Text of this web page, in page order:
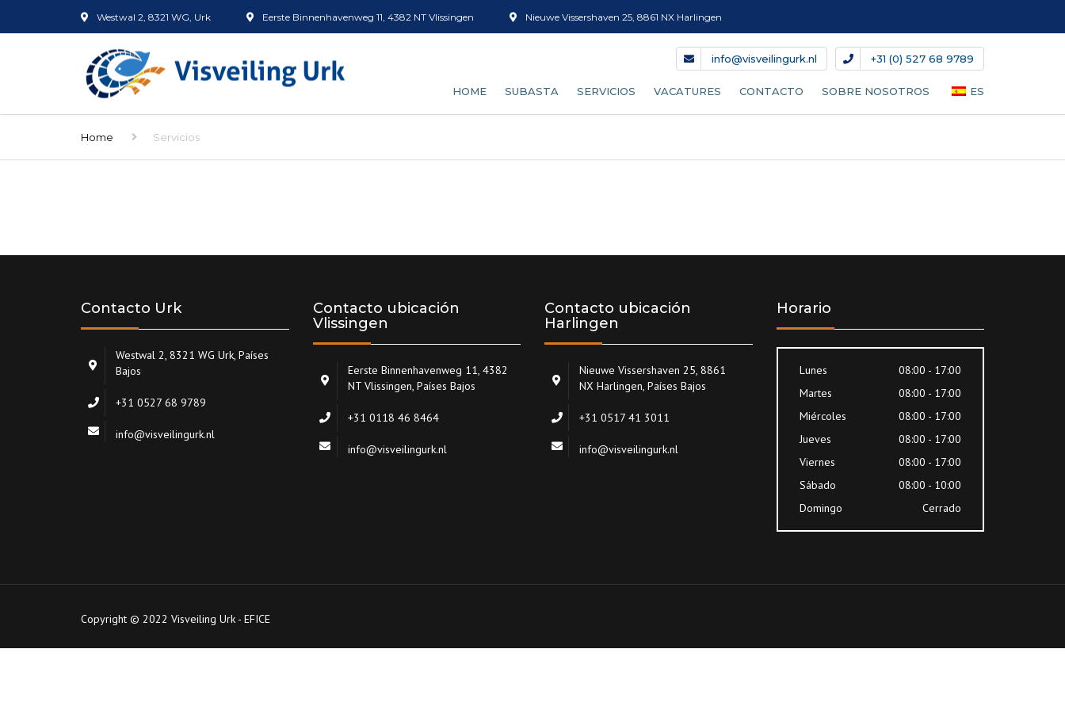
Westwal 2, 8321 WG, Urk Eerste Binnenhavenweg 11, 4382 NT Vlissingen Nieuwe Vissershaven 25, 8861 NX Harlingen
info@visveilingurk.nl +31 (0) 527 68 9789
HOME SUBASTA
TARIFAS
SERVICIOS
TAMIZADO DE GAMBAS
VACATURES CONTACTO SOBRE NOSOTROS ES
Home Servicios
Contacto Urk
Westwal 2, 8321 WG Urk, Países
Bajos
+31 0527 68 9789
info@visveilingurk.nl
Contacto ubicación
Vlissingen
Eerste Binnenhavenweg 11, 4382
NT Vlissingen, Países Bajos
+31 0118 46 8464
info@visveilingurk.nl
Contacto ubicación
Harlingen
Nieuwe Vissershaven 25, 8861
NX Harlingen, Países Bajos
+31 0517 41 3011
info@visveilingurk.nl
Horario
Lunes
08:00 - 17:00
Martes
08:00 - 17:00
Miércoles
08:00 - 17:00
Jueves
08:00 - 17:00
Viernes
08:00 - 17:00
Sábado
08:00 - 10:00
Domingo
Cerrado
Copyright © 2022 Visveiling Urk - EFICE